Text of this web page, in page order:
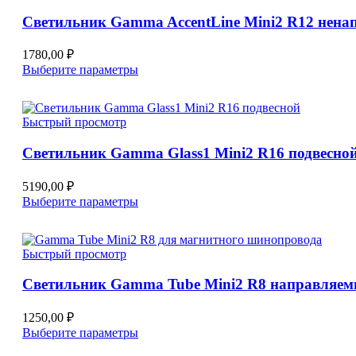
выбрать
товара.
Светильник Gamma AccentLine Mini2 R12
1780,00 ₽
Выберите параметрыЭтот
несколько
можно
странице
товара.
Быстрый просмотр
Светильник Gamma Glass1 Mini2 R16
5190,00 ₽
Выберите параметрыЭтот
несколько
можно
странице
Быстрый просмотр
Светильник Gamma Tube Mini2 R8
1250,00 ₽
Выберите параметрыЭтот